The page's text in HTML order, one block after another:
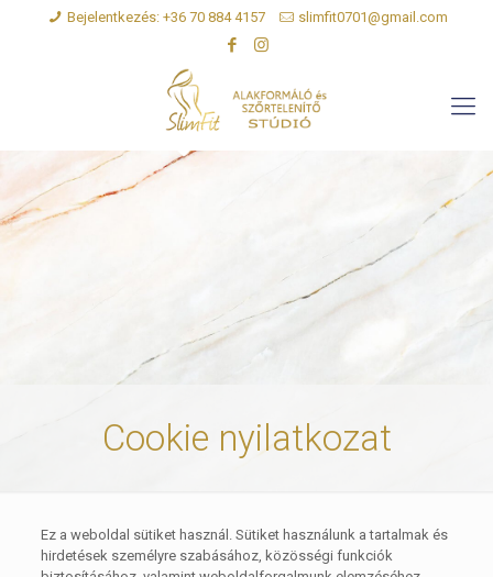
Bejelentkezés: +36 70 884 4157 slimfit0701@gmail.com
Cookie nyilatkozat
Ez a weboldal sütiket használ. Sütiket használunk a tartalmak és
hirdetések személyre szabásához, közösségi funkciók